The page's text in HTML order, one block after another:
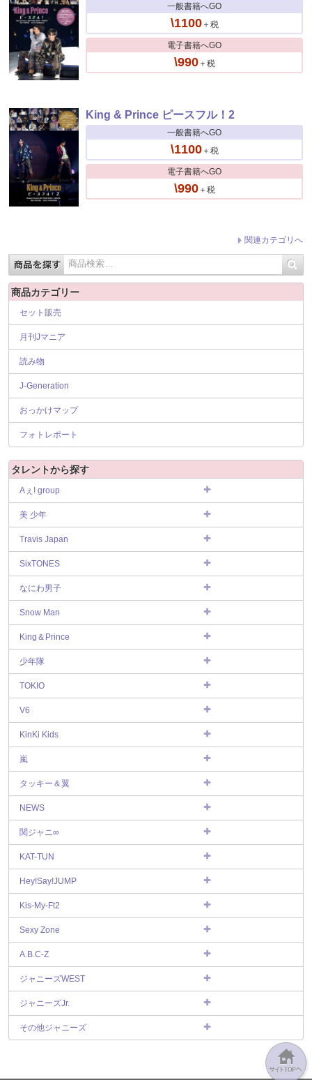
一般書籍へGO
\1100＋税
電子書籍へGO
\990＋税
King & Prince ピースフル！2
一般書籍へGO
\1100＋税
電子書籍へGO
\990＋税
関連カテゴリへ
商品カテゴリー
セット販売
月刊Jマニア
読み物
J-Generation
おっかけマップ
フォトレポート
タレントから探す
Aぇ! group
美 少年
Travis Japan
SixTONES
なにわ男子
Snow Man
King＆Prince
少年隊
TOKIO
V6
KinKi Kids
嵐
タッキー＆翼
NEWS
関ジャニ∞
KAT-TUN
Hey!Say!JUMP
Kis-My-Ft2
Sexy Zone
A.B.C-Z
ジャニーズWEST
ジャニーズJr.
その他ジャニーズ